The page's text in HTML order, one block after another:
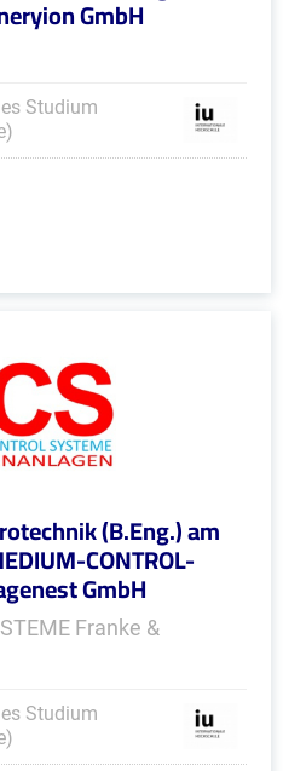
GmbH
Studium
(B.Eng.) am
CONTROL-
GmbH
Franke &
Studium